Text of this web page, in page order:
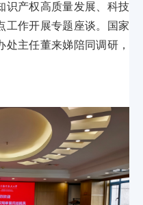
识产权高质量发展、科技
工作开展专题座谈。国家
主任董来娣陪同调研，